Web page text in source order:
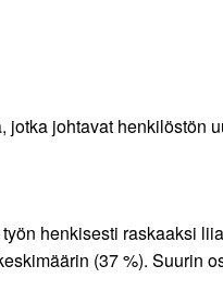
johtavat henkilöstön
henkisesti raskaaksi
(37 %). Suurin